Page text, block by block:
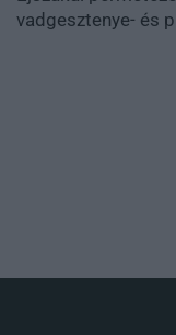
vadgesztenye- és